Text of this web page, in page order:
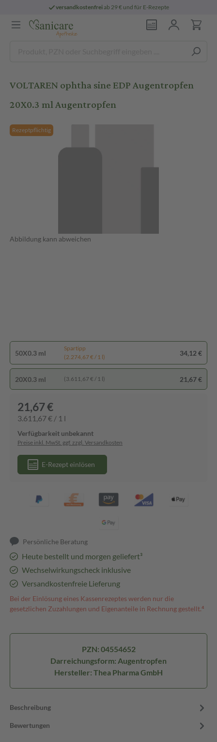
versandkostenfreiab 29 € und für E-Rezepte
VOLTAREN ophtha sine EDP Augentropfen
20X0.3 ml Augentropfen
Rezeptpflichtig
Abbildung kann abweichen
50X0.3 ml
Spartipp
(2.274,67 € / 1 l)
34,12 €
20X0.3 ml (3.611,67 € / 1 l) 21,67 €
21,67 €
3.611,67 € / 1 l
Verfügbarkeit unbekannt
Preise inkl. MwSt. ggf. zzgl. Versandkosten
E-Rezept einlösen
Persönliche Beratung
Heute bestellt und morgen geliefert³
Wechselwirkungscheck inklusive
Versandkostenfreie Lieferung
Bei der Einlösung eines Kassenrezeptes werden nur die
gesetzlichen Zuzahlungen und Eigenanteile in Rechnung gestellt.⁴
PZN: 04554652
Darreichungsform: Augentropfen
Hersteller: Thea Pharma GmbH
Beschreibung
Bewertungen